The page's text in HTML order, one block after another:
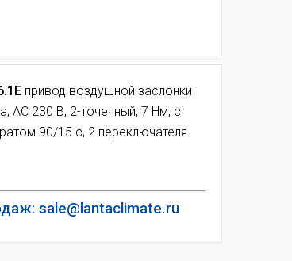
привод воздушной заслонки
AC 230 В, 2-точечный, 7 Нм, с
90/15 с, 2 переключателя.
sale@lantaclimate.ru